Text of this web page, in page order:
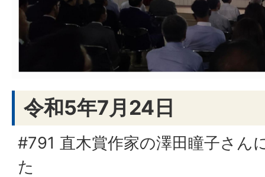
令和5年7月24日
#791 直木賞作家の澤田瞳子さん
た